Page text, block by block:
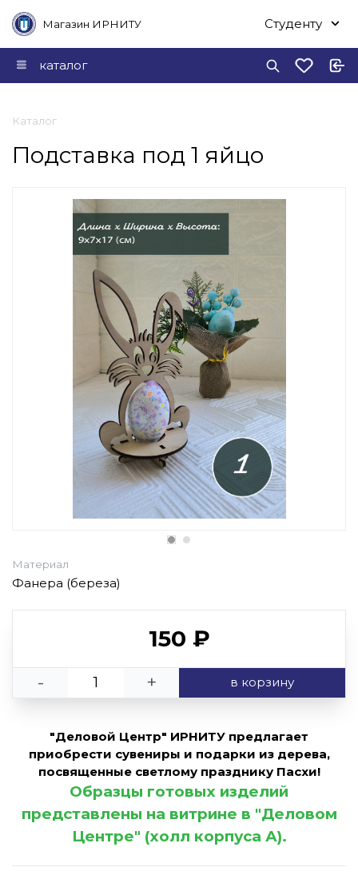
Магазин ИРНИТУ Студенту
каталог
Каталог
Подставка под 1 яйцо
Материал
Фанера (береза)
150 ₽
- + в корзину
"Деловой Центр" ИРНИТУ предлагает
приобрести сувениры и подарки из дерева,
посвященные светлому празднику Пасхи!
Образцы готовых изделий
представлены на витрине в "Деловом
Центре" (холл корпуса А).